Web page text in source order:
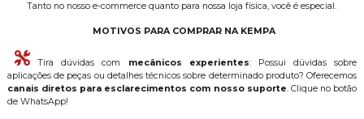
Tanto no nosso e-commerce quanto para nossa loja física, você é especial.
MOTIVOS PARA COMPRAR NA KEMPA
Tira dúvidas com mecânicos experientes: Possui dúvidas sobre
aplicações de peças ou detalhes técnicos sobre determinado produto? Oferecemos
canais diretos para esclarecimentos com nosso suporte. Clique no botão
de WhatsApp!